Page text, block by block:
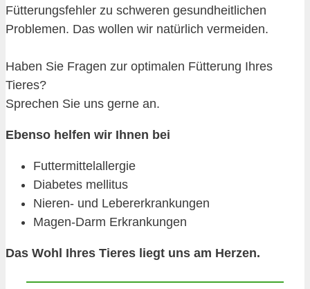
Fütterungsfehler zu schweren gesundheitlichen
Problemen. Das wollen wir natürlich vermeiden.
Haben Sie Fragen zur optimalen Fütterung Ihres
Tieres?
Sprechen Sie uns gerne an.
Ebenso helfen wir Ihnen bei
Futtermittelallergie
Diabetes mellitus
Nieren- und Lebererkrankungen
Magen-Darm Erkrankungen
Das Wohl Ihres Tieres liegt uns am Herzen.